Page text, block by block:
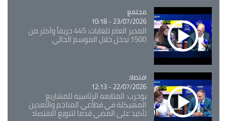
Catégorie
مجتمع
23/07/2026 - 10:18
المدير العام للغابات: 445 حريقاً وأكثر من
1500 تدخل خلال الموسم الحالي
Catégorie
اقتصاد
22/07/2026 - 12:13
بوحرب: المتابعة الرئاسية للمشاريع
المهيكلة في قطاعي المناجم والتعدين
تأكيد على المضي قدما لتنويع الاقتصاد